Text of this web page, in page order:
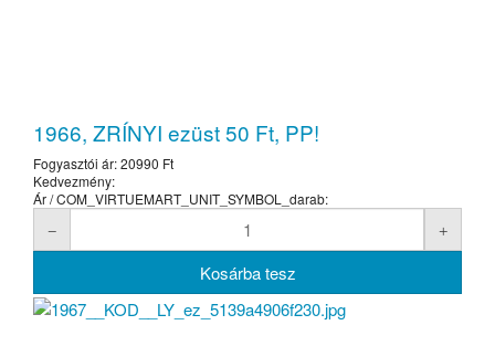
1966, ZRÍNYI ezüst 50 Ft, PP!
Fogyasztói ár:20990 Ft
Kedvezmény:
Ár / COM_VIRTUEMART_UNIT_SYMBOL_darab: